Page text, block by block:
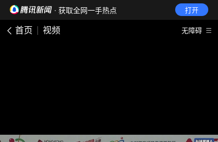
· 获取全网一手热点 打开
首页 视频 无障碍